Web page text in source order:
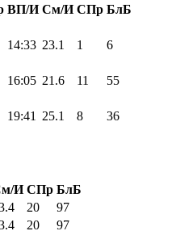
ВП/И См/И СПр БлБ
14:33 23.1 1
6
16:05 21.6 11
55
19:41 25.1 8 36
И СПр БлБ
20
97
20
97